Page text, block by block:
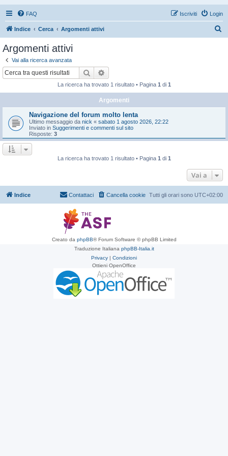
FAQ Login
Iscriviti
Indice Cerca Argomenti attivi
Argomenti attivi
Vai alla ricerca avanzata
Cerca
La ricerca ha trovato 1 risultato • Pagina 1 di 1
Argomenti
Navigazione del forum molto lenta
Ultimo messaggio da nick « sabato 1 agosto 2026, 22:22
Inviato in Suggerimenti e commenti sul sito
Risposte: 3
La ricerca ha trovato 1 risultato • Pagina 1 di 1
Vai a
Indice Tutti gli orari sono UTC+02:00
Cancella cookie
Contattaci
Creato da phpBB® Forum Software © phpBB Limited
Traduzione Italiana phpBB-Italia.it
Privacy | Condizioni
Ottieni OpenOffice